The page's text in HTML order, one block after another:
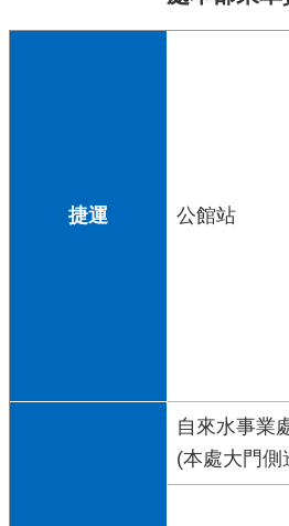
捷運 公館站
自來水事業
(本處大門側